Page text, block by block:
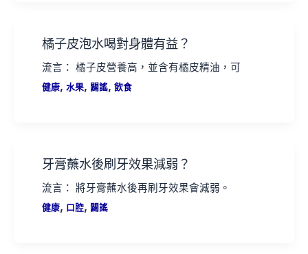
橘子皮泡水喝對身體有益？
流言： 橘子皮營養高，並含有橘皮精油，可
健康,水果, 闢謠,飲食
牙膏蘸水後刷牙效果減弱？
流言： 將牙膏蘸水後再刷牙效果會減弱。
健康, 口腔, 闢謠